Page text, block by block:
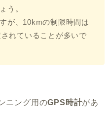
う。
が、10kmの制限時間は
れていることが多いで
ニング用のGPS時計があ